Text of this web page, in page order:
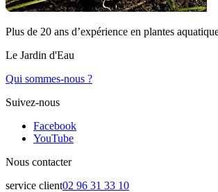
Plus de 20 ans d’expérience en plantes
Le Jardin d'Eau
Qui sommes-nous ?
Suivez-nous
Facebook
YouTube
Nous contacter
service client02 96 31 33 10